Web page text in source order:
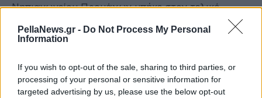
PellaNews.gr - Do Not Process My Personal
Information
If you wish to opt-out of the sale, sharing to third parties, or
processing of your personal or sensitive information for
targeted advertising by us, please use the below opt-out
Νηπιαγωγείου Προμάχων μπήκε στον τελικό
προγραμματισμό και, ότι μέχρι το τέλος του
χρόνου θα υπάρξει έγκριση της οικοδομικής
δρομολογηθεί η ανέγερσή του.
Για όλες αυτές τις πιο πρόσφατες - από τις 10